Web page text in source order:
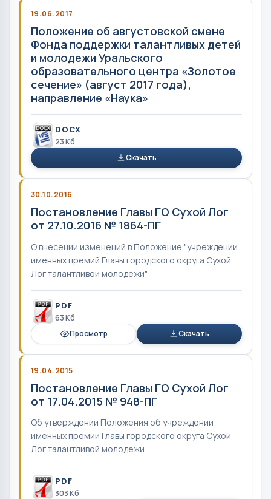
19.06.2017
Положение об августовской смене
Фонда поддержки талантливых детей
и молодежи Уральского
образовательного центра «Золотое
сечение» (август 2017 года),
направление «Наука»
DOCX
23 Кб
Скачать
30.10.2016
Постановление Главы ГО Сухой Лог
от 27.10.2016 № 1864-ПГ
О внесении изменений в Положение "учреждении
именных премий Главы городского округа Сухой
Лог талантливой молодежи"
PDF
63 Кб
Просмотр
Скачать
19.04.2015
Постановление Главы ГО Сухой Лог
от 17.04.2015 № 948-ПГ
Об утверждении Положения об учреждении
именных премий Главы городского округа Сухой
Лог талантливой молодежи
PDF
303 Кб